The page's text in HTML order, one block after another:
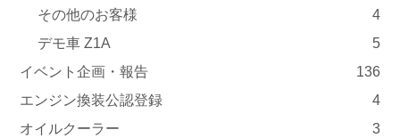
その他のお客様
4
デモ車 Z1A
5
イベント企画・報告
136
エンジン換装公認登録
4
オイルクーラー
3